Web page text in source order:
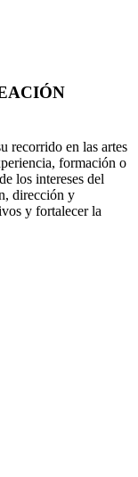
recorrido en las artes
formación o
los intereses del
dirección y
y fortalecer la